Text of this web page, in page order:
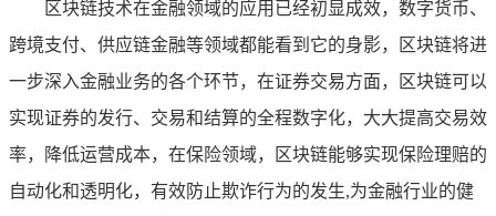
区块链技术在金融领域的应用已经初显成效，数字货币、
跨境支付、供应链金融等领域都能看到它的身影，区块链将进
一步深入金融业务的各个环节，在证券交易方面，区块链可以
实现证券的发行、交易和结算的全程数字化，大大提高交易效
率，降低运营成本，在保险领域，区块链能够实现保险理赔的
自动化和透明化，有效防止欺诈行为的发生,为金融行业的健